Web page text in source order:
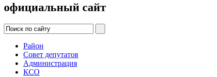
официальный сайт
Район
Совет депутатов
Администрация
КСО